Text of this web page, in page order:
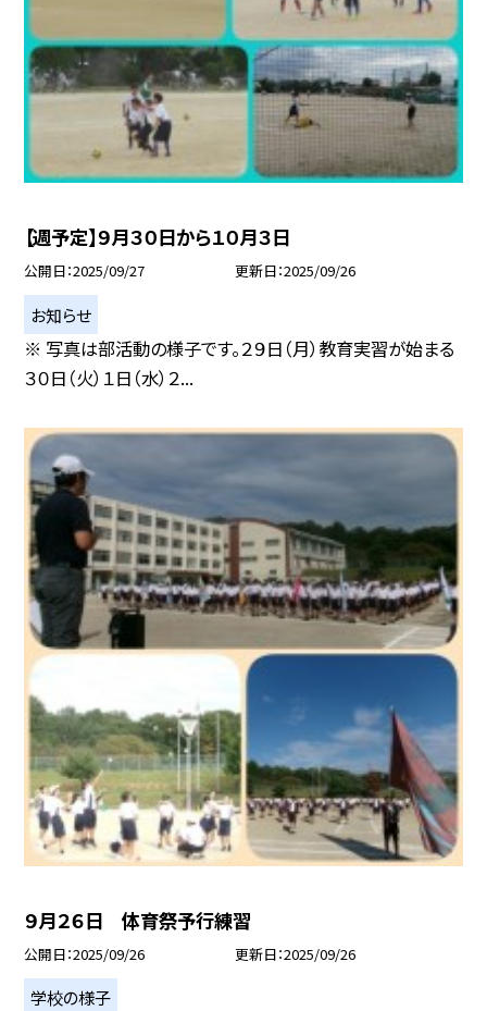
【週予定】９月３０日から１０月３日
公開日 2025/09/27 更新日 2025/09/26
お知らせ
※ 写真は部活動の様子です。２９日（月）教育実習が始まる
３０日（火）１日（水）２...
９月２６日 体育祭予行練習
公開日 2025/09/26 更新日 2025/09/26
学校の様子